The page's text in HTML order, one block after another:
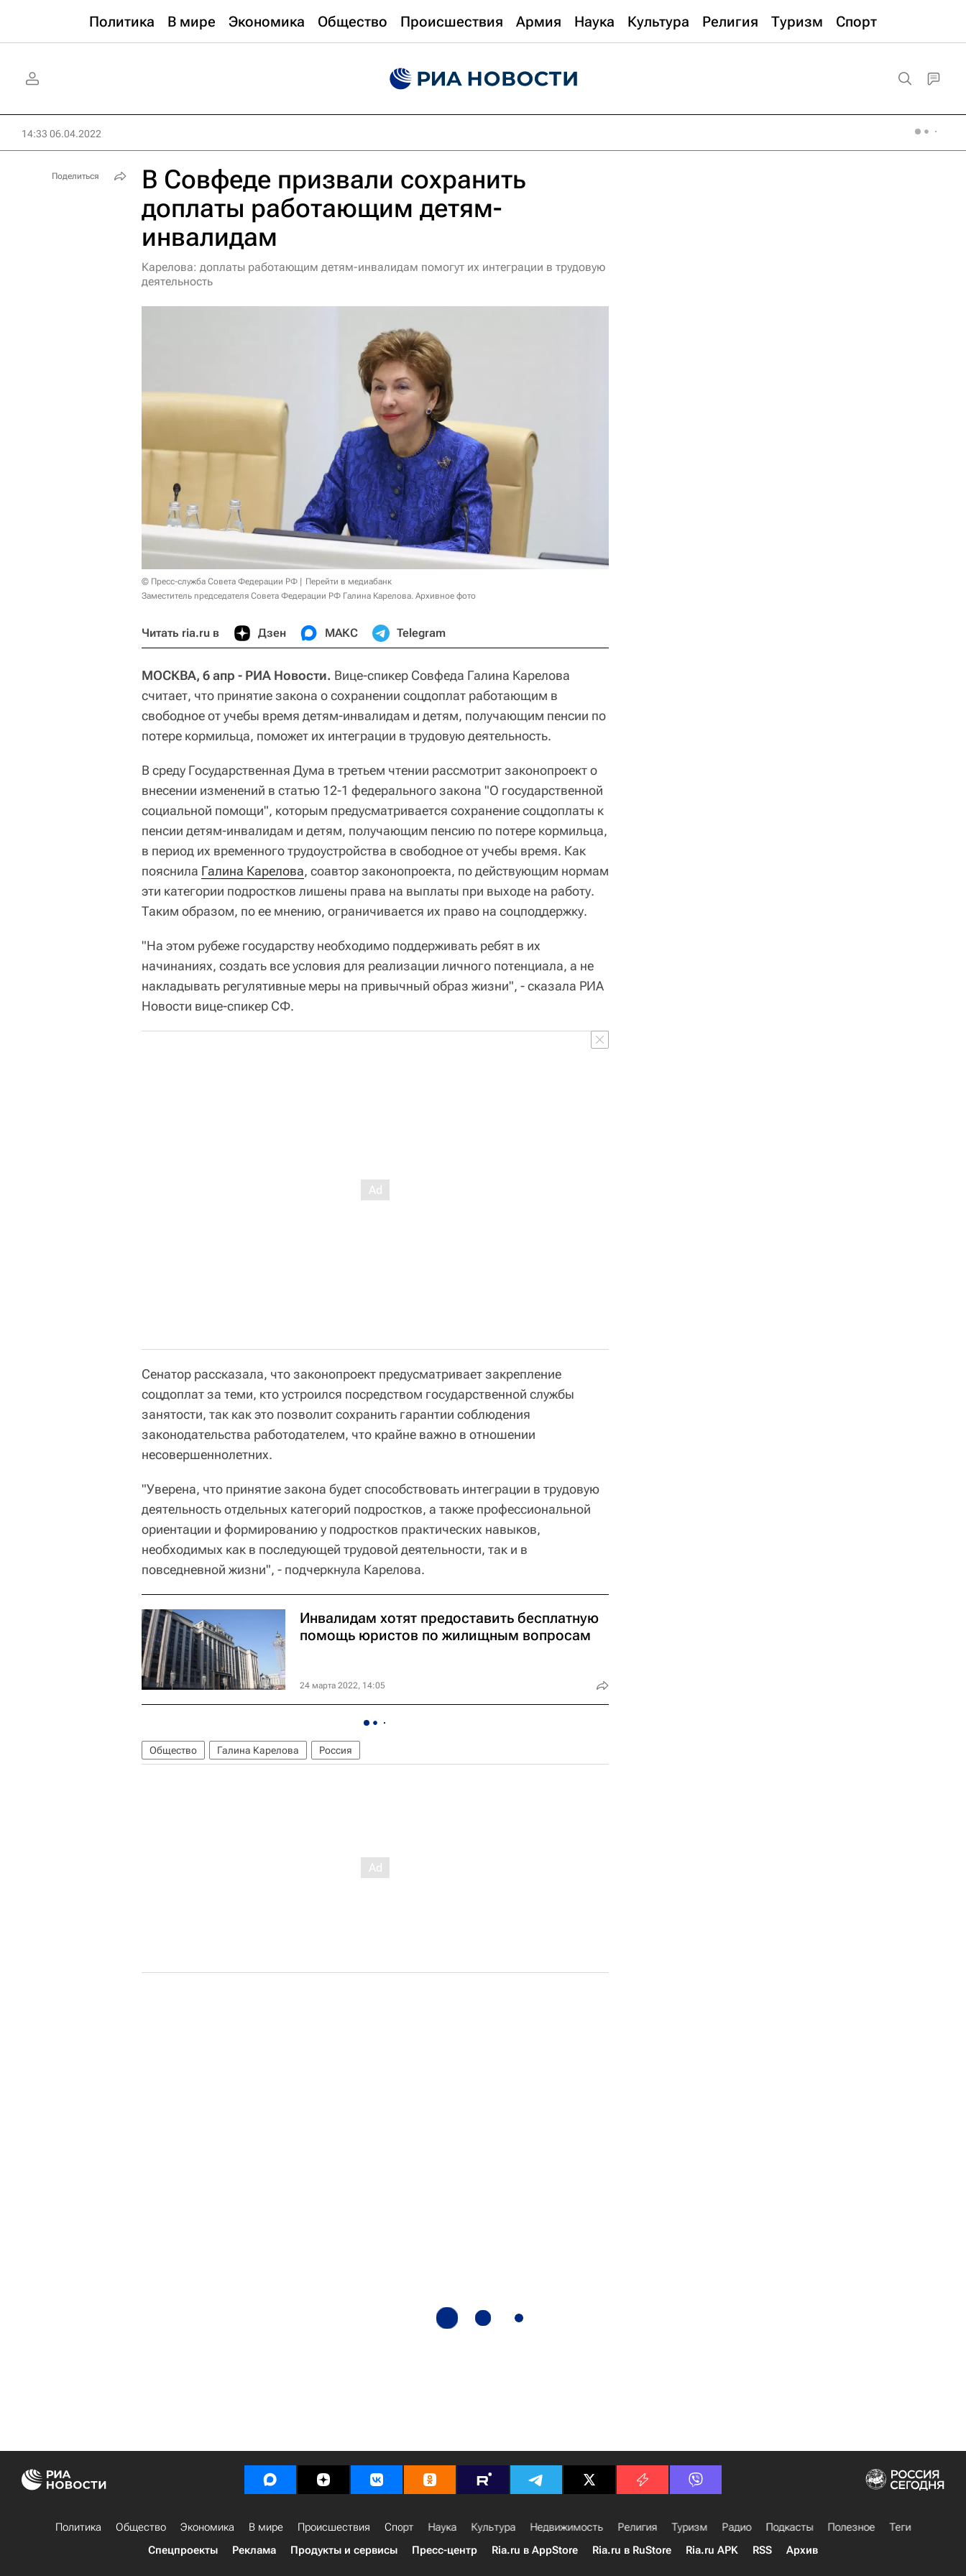
Политика В мире Экономика Общество Происшествия Армия Наука Культура Религия Туризм Спорт
14:33 06.04.2022
В Совфеде призвали сохранить
доплаты работающим детям-
инвалидам
Карелова: доплаты работающим детям-инвалидам помогут их интеграции в трудовую
деятельность
© Пресс-служба Совета Федерации РФ
Перейти в медиабанк
Заместитель председателя Совета Федерации РФ Галина Карелова. Архивное фото
Читать ria.ru в Дзен МАКС Telegram
МОСКВА, 6 апр - РИА Новости. Вице-спикер Совфеда Галина Карелова
считает, что принятие закона о сохранении соцдоплат работающим в
свободное от учебы время детям-инвалидам и детям, получающим пенсии по
потере кормильца, поможет их интеграции в трудовую деятельность.
В среду Государственная Дума в третьем чтении рассмотрит законопроект о
внесении изменений в статью 12-1 федерального закона "О государственной
социальной помощи", которым предусматривается сохранение соцдоплаты к
пенсии детям-инвалидам и детям, получающим пенсию по потере кормильца,
в период их временного трудоустройства в свободное от учебы время. Как
пояснила Галина Карелова, соавтор законопроекта, по действующим нормам
эти категории подростков лишены права на выплаты при выходе на работу.
Таким образом, по ее мнению, ограничивается их право на соцподдержку.
"На этом рубеже государству необходимо поддерживать ребят в их
начинаниях, создать все условия для реализации личного потенциала, а не
накладывать регулятивные меры на привычный образ жизни", - сказала РИА
Новости вице-спикер СФ.
Сенатор рассказала, что законопроект предусматривает закрепление
соцдоплат за теми, кто устроился посредством государственной службы
занятости, так как это позволит сохранить гарантии соблюдения
законодательства работодателем, что крайне важно в отношении
несовершеннолетних.
"Уверена, что принятие закона будет способствовать интеграции в трудовую
деятельность отдельных категорий подростков, а также профессиональной
ориентации и формированию у подростков практических навыков,
необходимых как в последующей трудовой деятельности, так и в
повседневной жизни", - подчеркнула Карелова.
Инвалидам хотят предоставить бесплатную
помощь юристов по жилищным вопросам
24 марта 2022, 14:05
Общество Галина Карелова Россия
Поделиться
Политика Общество Экономика В мире Происшествия Спорт Наука Культура Недвижимость Религия Туризм Радио Подкасты Полезное
Теги
Спецпроекты
Реклама Продукты и сервисы Пресс-центр Ria.ru в AppStore Ria.ru в RuStore Ria.ru APK RSS Архив